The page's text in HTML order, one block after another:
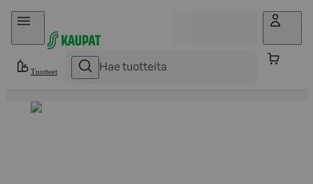
Hyppää sisältöön
Tuotteet